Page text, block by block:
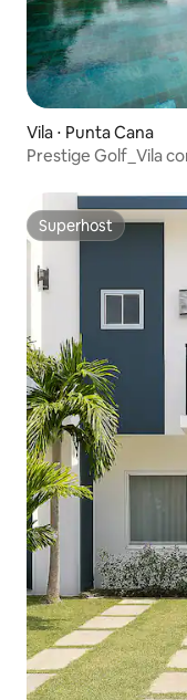
Vila ⋅ Punta Cana
Prestige Golf_Vila
Superhost
Superhost